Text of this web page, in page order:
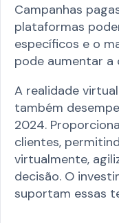
Campanhas
plataformas
específicos e o
pode aumentar a
A realidade
também
2024.
clientes,
virtualmente,
decisão. O
suportam essas